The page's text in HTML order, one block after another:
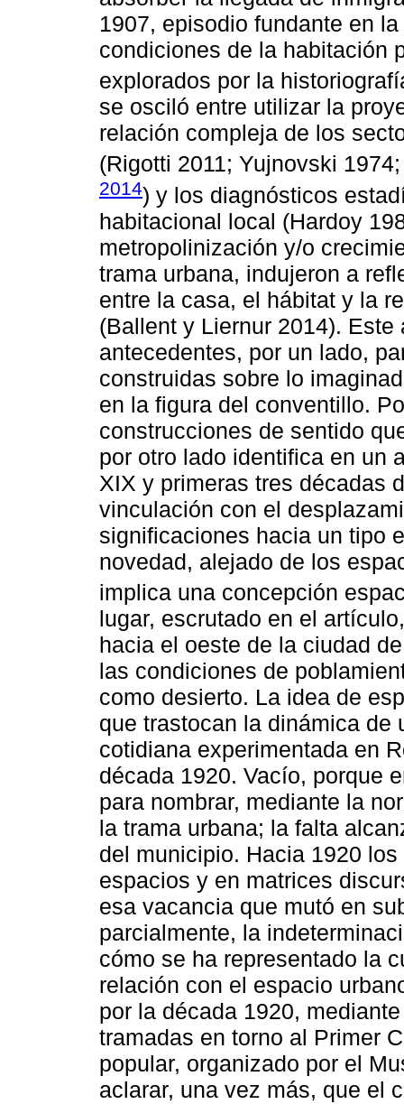
1907, episodio fundante en
condiciones de la habitación
explorados por la
se osciló entre utilizar la
relación compleja de los
(Rigotti 2011; Yujnovski
2014) y los diagnósticos
habitacional local (Hardoy
metropolinización y/o
trama urbana, indujeron a
entre la casa, el hábitat y la
(Ballent y Liernur 2014).
antecedentes, por un lado,
construidas sobre lo
en la figura del conventillo.
construcciones de sentido
por otro lado identifica en un
XIX y primeras tres décadas
vinculación con el
significaciones hacia un tipo
novedad, alejado de los
implica una concepción
lugar, escrutado en el
hacia el oeste de la ciudad
las condiciones de
como desierto. La idea de
que trastocan la dinámica de
cotidiana experimentada en
década 1920. Vacío, porque
para nombrar, mediante la
la trama urbana; la falta
del municipio. Hacia 1920
espacios y en matrices
esa vacancia que mutó en
parcialmente, la
cómo se ha representado la
relación con el espacio
por la década 1920,
tramadas en torno al Primer
popular, organizado por el
aclarar, una vez más, que el